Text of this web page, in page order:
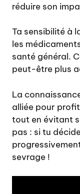
réduire son
Ta sensibilité à
les
santé général.
peut-être plus
La
alliée pour
tout en évitant
pas : si tu
sevrage !